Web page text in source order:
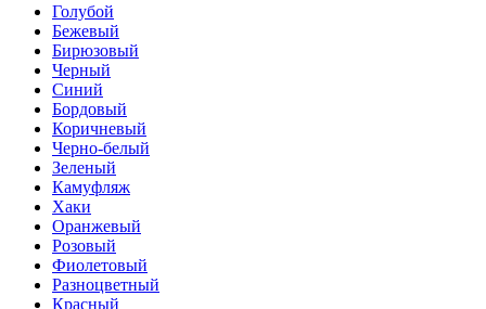
Голубой
Бежевый
Бирюзовый
Черный
Синий
Бордовый
Коричневый
Черно-белый
Зеленый
Камуфляж
Хаки
Оранжевый
Розовый
Фиолетовый
Разноцветный
Красный